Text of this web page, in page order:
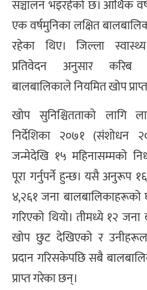
सञ्चालन भइरहेको छ। आर्थिक
एक वर्षमुनिका लक्षित
रहेका थिए। जिल्ला
प्रतिवेदन अनुसार करिब
बालबालिकाले नियमित खोप
खोप सुनिश्चितताको लागि
निर्देशिका २०७१ (संशोधन
जन्मेदेखि १५ महिनासम्मको
पूरा गर्नुपर्ने हुन्छ। यसै अनुरूप
४,२६१ जना बालबालिकाहरूको
गरिएको थियो। तीमध्ये १२ जना
खोप छुट देखिएको र
प्रदान गरिसकेपछि सबै
प्राप्त गरेका छन्।